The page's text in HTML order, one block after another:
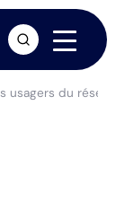
usagers du réseau
arrow_forward